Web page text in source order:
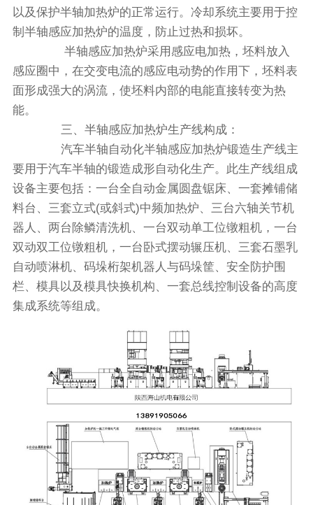
以及保护半轴加热炉的正常运行。冷却系统主要用于控
制半轴感应加热炉的温度，防止过热和损坏。
半轴感应加热炉采用感应电加热，坯料放入
感应圈中，在交变电流的感应电动势的作用下，坯料表
面形成强大的涡流，使坯料内部的电能直接转变为热
能。
三、半轴感应加热炉生产线构成：
汽车半轴自动化半轴感应加热炉锻造生产线主
要用于汽车半轴的锻造成形自动化生产。此生产线组成
设备主要包括：一台全自动金属圆盘锯床、一套摊铺储
料台、三套立式(或斜式)中频加热炉、三台六轴关节机
器人、两台除鳞清洗机、一台双动单工位镦粗机，一台
双动双工位镦粗机，一台卧式摆动辗压机、三套石墨乳
自动喷淋机、码垛桁架机器人与码垛筐、安全防护围
栏、模具以及模具快换机构、一套总线控制设备的高度
集成系统等组成。